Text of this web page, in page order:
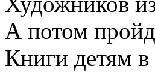
А потом
Книги детям в